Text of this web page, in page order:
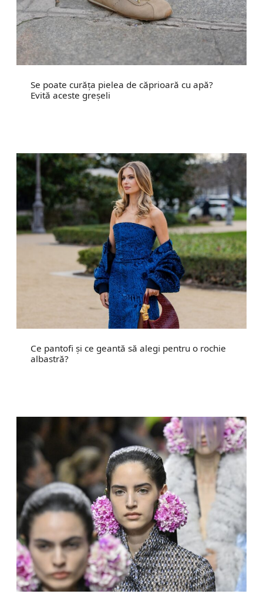
Se poate curăța pielea de căprioară cu apă?
Evită aceste greșeli
Ce pantofi și ce geantă să alegi pentru o rochie
albastră?